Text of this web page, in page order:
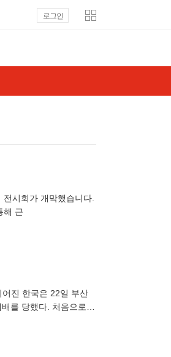
로그인
시회가 개막했습니다.
해 근
진 한국은 22일 부산
를 당했다. 처음으로